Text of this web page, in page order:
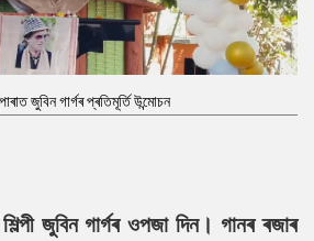
জুবিন গাৰ্গৰ প্ৰতিমূৰ্তি উন্মোচন
জুবিন গাৰ্গৰ ওপজা দিন। গানৰ ৰজাৰ